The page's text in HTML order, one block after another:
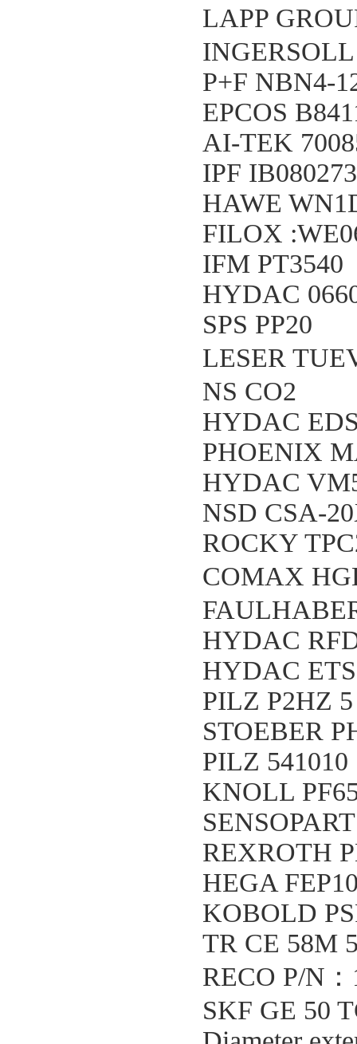
LAPP
P+F NBN4-
EPCOS
AI-TEK
IPF
HAWE
FILOX
IFM PT3540
HYDAC
SPS PP20
LESER
NS CO2
HYDAC
PHOENIX
HYDAC
NSD CSA-
ROCKY
COMAX
HYDAC
HYDAC
PILZ P2HZ
STOEBER
PILZ 541010
KNOLL
REXROTH
HEGA
KOBOLD
TR CE 58M
RECO P/N
SKF GE 50